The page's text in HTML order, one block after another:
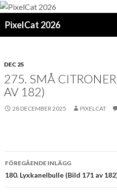
PixelCat 2026
DEC 25
275. SMÅ
AV 182)
28 DECEMBER 2025 PIXELCAT
Inläggsnavigering
FÖREGÅENDE INLÄGG
180. Lyxkanelbulle (Bild 171 av